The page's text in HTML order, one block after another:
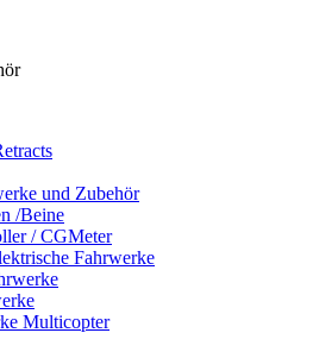
und Zubehör
/Beine
/ CGMeter
Fahrwerke
Multicopter